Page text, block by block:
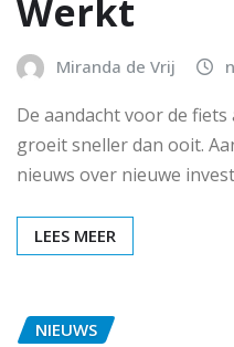
Werkt
Miranda de Vrij
De aandacht voor de
groeit sneller dan ooit.
nieuws over nieuwe
LEES MEER
NIEUWS